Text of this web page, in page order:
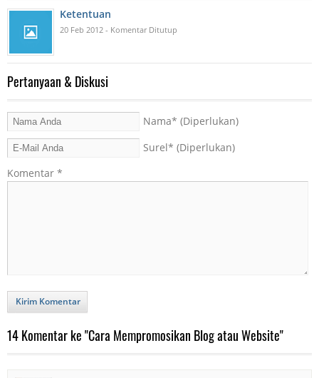
Ketentuan
20 Feb 2012 - Komentar Ditutup
Pertanyaan & Diskusi
Nama* (Diperlukan)
Surel* (Diperlukan)
Komentar *
Kirim Komentar
14 Komentar ke "Cara Mempromosikan Blog atau Website"